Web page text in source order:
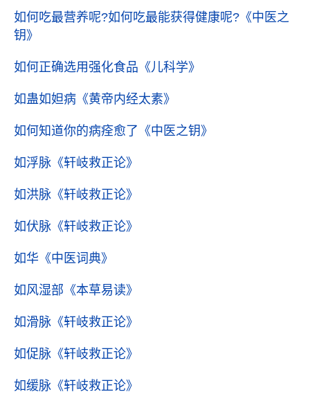
如何吃最营养呢?如何吃最能获得健康呢? 《中医之
钥》
如何正确选用强化食品 《儿科学》
如蛊如妲病 《黄帝内经太素》
如何知道你的病痊愈了 《中医之钥》
如浮脉 《轩岐救正论》
如洪脉 《轩岐救正论》
如伏脉 《轩岐救正论》
如华 《中医词典》
如风湿部 《本草易读》
如滑脉 《轩岐救正论》
如促脉 《轩岐救正论》
如缓脉 《轩岐救正论》